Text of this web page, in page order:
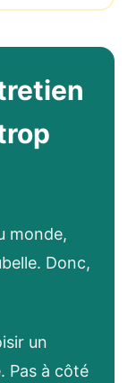
monde,
Donc,
un
Pas à côté